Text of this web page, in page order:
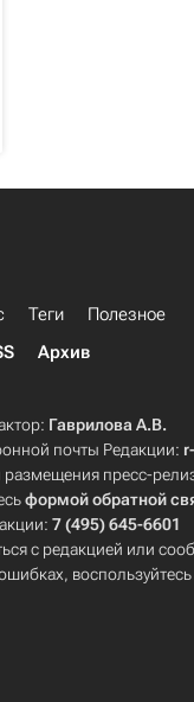
Теги
Полезное
Архив
Гаврилова А.В.
почты Редакции:
пресс-
формой обратной
7 (495) 645-6601
с редакцией или